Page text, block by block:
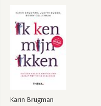
De fontein, vind je
plek
Karin Brugman